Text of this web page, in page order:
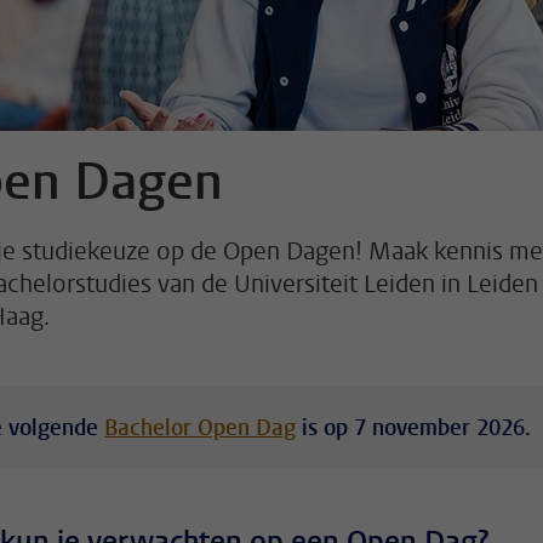
Dagen
studiekeuze op de Open Dagen! Maak kennis
van de Universiteit Leiden in Leiden
volgende Bachelor Open Dag is op 7 november 2026.